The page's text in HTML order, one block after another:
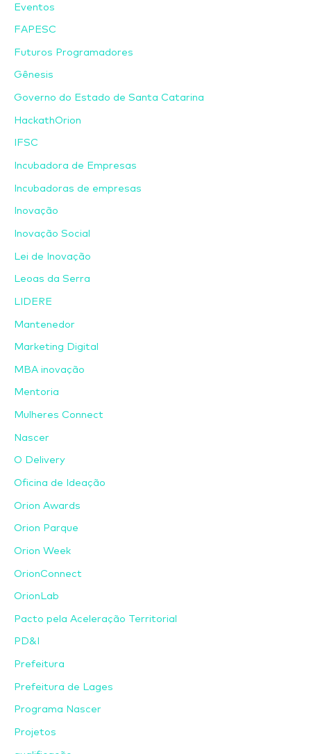
Eventos
FAPESC
Futuros Programadores
Gênesis
Governo do Estado de Santa Catarina
HackathOrion
IFSC
Incubadora de Empresas
Incubadoras de empresas
Inovação
Inovação Social
Lei de Inovação
Leoas da Serra
LIDERE
Mantenedor
Marketing Digital
MBA inovação
Mentoria
Mulheres Connect
Nascer
O Delivery
Oficina de Ideação
Orion Awards
Orion Parque
Orion Week
OrionConnect
OrionLab
Pacto pela Aceleração Territorial
PD&I
Prefeitura
Prefeitura de Lages
Programa Nascer
Projetos